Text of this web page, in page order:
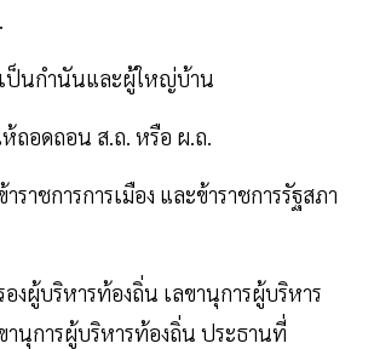
ป็นกำนันและผู้ใหญ่บ้าน
ห้ถอดถอน ส.ถ. หรือ ผ.ถ.
ราชการการเมือง และข้าราชการรัฐสภา
องผู้บริหารท้องถิ่น เลขานุการผู้บริหาร
านุการผู้บริหารท้องถิ่น ประธานที่